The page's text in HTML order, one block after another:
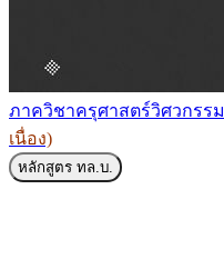
ภาควิชาครุศาสตร์วิศวกรรม
เนื่อง)
หลักสูตร ทล.บ.